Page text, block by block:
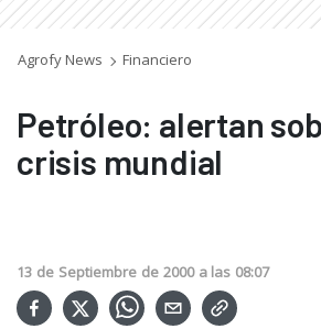
Agrofy News Financiero
Petróleo: alertan
crisis mundial
13 de Septiembre de 2000 a las 08:07